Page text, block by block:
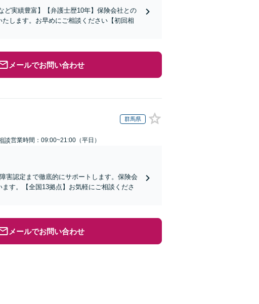
実績豊富】【弁護士歴10年】保険会社との
します。お早めにご相談ください【初回相
メールでお問い合わせ
群馬県
談営業時間：09:00~21:00（平日）
害認定まで徹底的にサポートします。保険会
す。【全国13拠点】お気軽にご相談くださ
メールでお問い合わせ